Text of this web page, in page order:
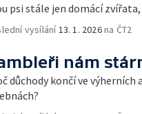
psi stále jen domácí
vysílání 13. 1. 2026na ČT2
nám
důchody končí ve